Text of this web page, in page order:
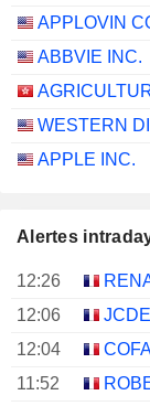
APPLOVIN
ABBVIE INC.
APPLE INC.
Alertes
12:26
12:06
12:04
11:52